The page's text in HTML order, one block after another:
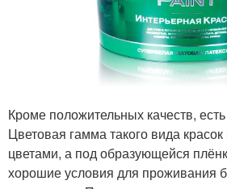
Кроме положительных качеств,
Цветовая гамма такого вида
цветами, а под образующейся
хорошие условия для проживания